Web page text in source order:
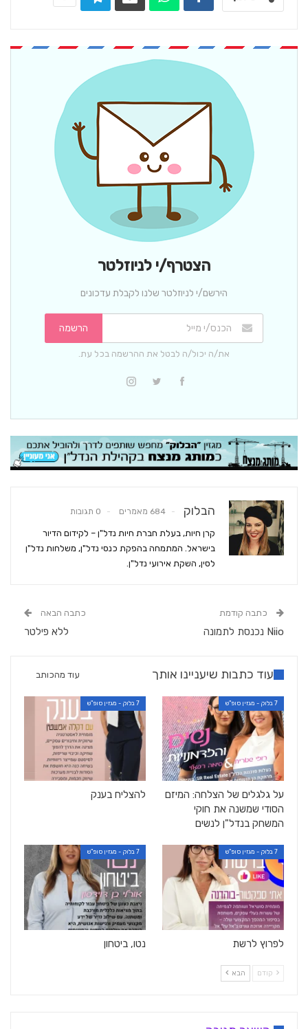
הצטרף/י לניוזלטר
הירשם/י לניוזלטר שלנו לקבלת עדכונים
הרשמה
את/ה יכול/ה לבטל את ההרשמה בכל עת.
הבלוק 684 מאמרים 0 תגובות
קרן חיות, בעלת חברת חיות נדל"ן – לקידום הדיור
בישראל. המתמחה בהפקת כנסי נדל"ן, משלחות נדל"ן
לסין, השקת אירועי נדל"ן.
כתבה קודמת
Niio נכנסת לתמונה
כתבה הבאה
ללא פילטר
עוד כתבות שיעניינו אותך עוד מהכותב
7 בלוק - מגזין סופ"ש
על גלגלים של הצלחה: המיזם
הסודי שמשנה את חוקי
המשחק בנדל"ן לנשים
7 בלוק - מגזין סופ"ש
להצליח בענק
7 בלוק - מגזין סופ"ש
לפרוץ לרשת
7 בלוק - מגזין סופ"ש
נטו, ביטחון
קודם הבא